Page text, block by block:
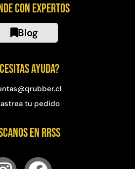
con expertos
Blog
ayuda?
tu pedido
en RRSS